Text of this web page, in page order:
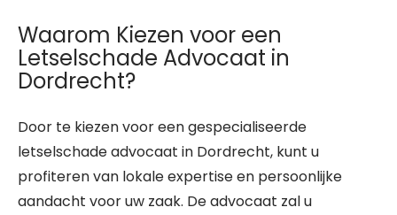
Waarom Kiezen voor een
Letselschade Advocaat in
Dordrecht?
Door te kiezen voor een gespecialiseerde
letselschade advocaat in Dordrecht, kunt u
profiteren van lokale expertise en persoonlijke
aandacht voor uw zaak. De advocaat zal u